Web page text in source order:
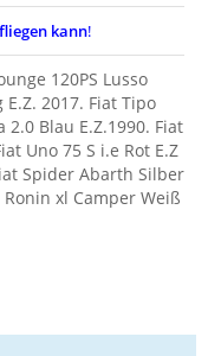
kann!
120PS Lusso
2017. Fiat Tipo
2.0 Blau E.Z.1990. Fiat
Uno 75 S i.e Rot E.Z
Spider Abarth Silber
Ronin xl Camper Weiß